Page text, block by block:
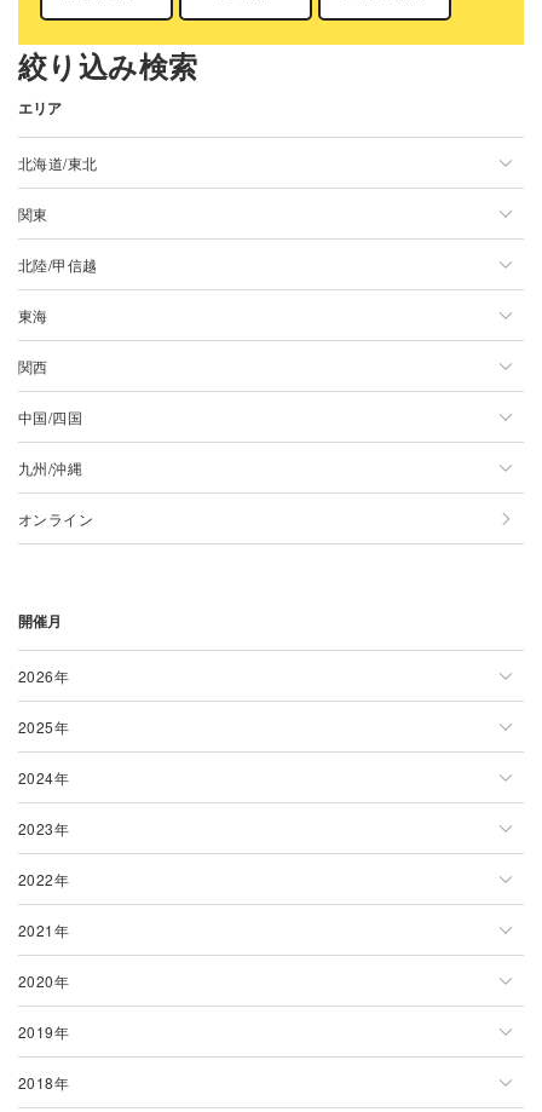
絞り込み検索
エリア
北海道/東北
北海道/東北一覧
北海道
青森県
岩手県
宮城県
秋田県
山形県
関東
関東一覧
東京都
神奈川県
千葉県
埼玉県
茨城県
栃木県
北陸/甲信越
北陸/甲信越一覧
新潟県
長野県
山梨県
石川県
福井県
東海
東海一覧
静岡県
愛知県
岐阜県
関西
関西一覧
大阪府
京都府
奈良県
滋賀県
和歌山県
中国/四国
中国/四国一覧
広島県
島根県
鳥取県
山口県
徳島県
香川県
愛媛県
高知県
九州/沖縄
九州/沖縄一覧
大分県
宮崎県
沖縄県
熊本県
福岡県
長崎県
鹿児島県
オンライン
開催月
2026年
2026年一覧
1月
2月
3月
4月
5月
6月
7月
2025年
2025年一覧
1月
2月
3月
4月
5月
6月
2024年
2024年一覧
1月
2月
3月
4月
5月
2023年
2023年一覧
1月
2月
3月
4月
2022年
2022年一覧
1月
2月
3月
2021年
2021年一覧
1月
2月
2020年
2020年一覧
1月
2019年
2019年一覧
2018年